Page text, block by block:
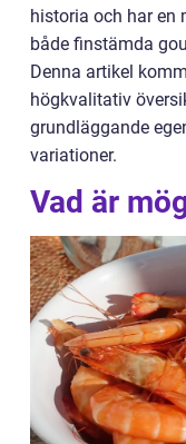
historia och har en
både finstämda
Denna artikel
högkvalitativ
grundläggande
variationer.
Vad är